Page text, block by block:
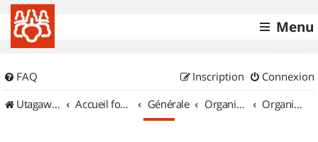
Menu
FAQ Connexion
Inscription
UtagawaVTT (Randos VTT et VTTAE avec traces GPS)
Accueil forum Générale Organisation de sorties & Recherche de partenaires Organisation de sorties en région Provence Alpes Côte d'Azur